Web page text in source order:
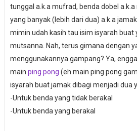
tunggal a.k.a mufrad, benda dobel
yang banyak (lebih dari dua) a.k.a
mimin udah kasih tau isim isyarah
mutsanna. Nah, terus gimana dengan
menggunakannya gampang? Ya,
main ping pong (eh main ping pong
isyarah buat jamak dibagi menjadi dua
-Untuk benda yang tidak berakal
-Untuk benda yang berakal